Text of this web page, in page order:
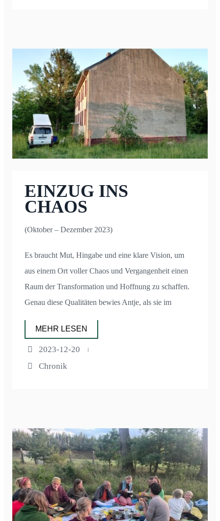
EINZUG INS
CHAOS
(Oktober – Dezember 2023)
Es braucht Mut, Hingabe und eine klare Vision, um
aus einem Ort voller Chaos und Vergangenheit einen
Raum der Transformation und Hoffnung zu schaffen.
Genau diese Qualitäten bewies Antje, als sie im
MEHR LESEN
2023-12-20
Chronik